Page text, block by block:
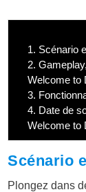
1. Scénario
2.
Welcome to
3.
4. Date de
Welcome to
Scénario
Plongez dans